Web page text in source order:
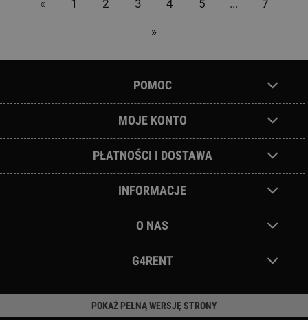
« 1 2 3 4 5 ... 7
»
POMOC
MOJE KONTO
PŁATNOŚCI I DOSTAWA
INFORMACJE
O NAS
G4RENT
POKAŻ PEŁNĄ WERSJĘ STRONY